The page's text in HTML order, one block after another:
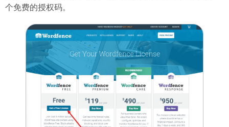
个免费的授权码。